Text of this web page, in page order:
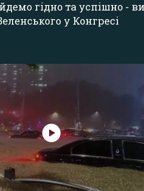
гідно та успішно -
у Конгресі